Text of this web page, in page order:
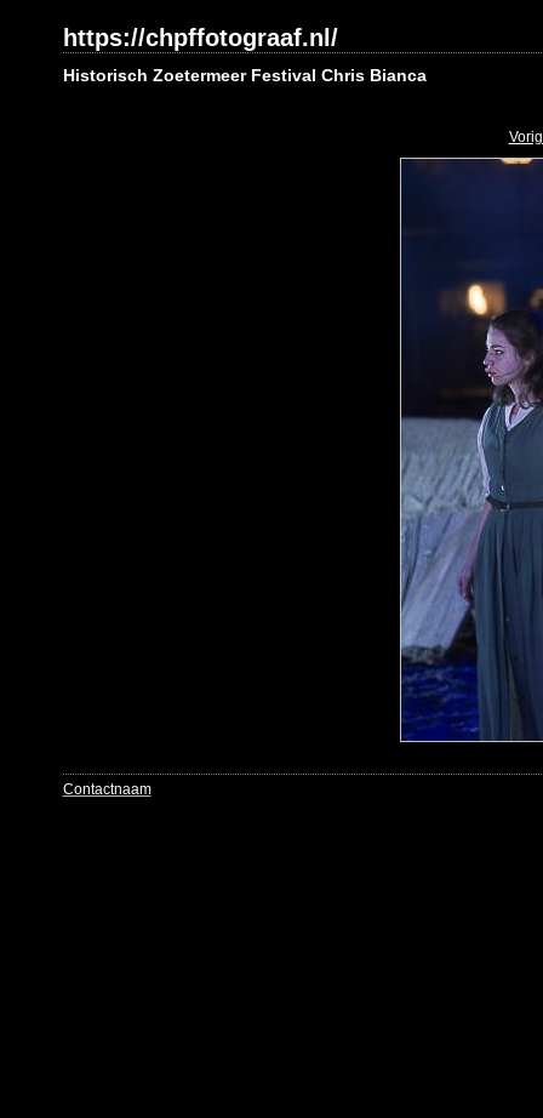
https://chpffotograaf.nl/
Historisch Zoetermeer Festival Chris Bianca
Contactnaam